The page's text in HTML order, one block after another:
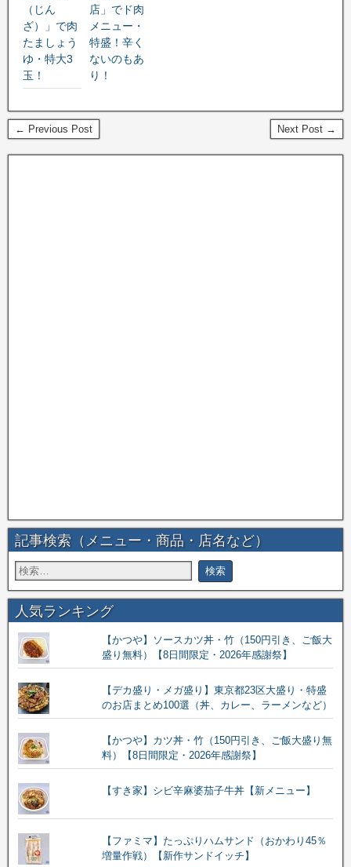
（じん
ざ）」で肉
たましょう
ゆ・特大3
玉！
店」でド肉
メニュー・
特盛！辛く
ないのもあ
り！
← Previous Post Next Post →
記事検索（メニュー・商品・店名など）
人気ランキング
【かつや】ソースカツ丼・竹（150円引き、ご飯大
盛り無料）【8日間限定・2026年感謝祭】
【デカ盛り・メガ盛り】東京都23区大盛り・特盛
のお店まとめ100選（丼、カレー、ラーメンなど）
【かつや】カツ丼・竹（150円引き、ご飯大盛り無
料）【8日間限定・2026年感謝祭】
【すき家】シビ辛麻婆茄子牛丼【新メニュー】
【ファミマ】たっぷりハムサンド（おかわり45％
増量作戦）【新作サンドイッチ】